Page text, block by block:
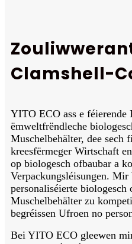
Clamshell-
YITO ECO ass e féierende
ëmweltfrëndleche
Muschelbehälter, dee sech
kreesfërmeger Wirtschaft
op biologesch ofbaubar a
Verpackungsléisungen. Mir
personaliséierte biologesch
Muschelbehälter zu
begréissen Ufroen no
Bei YITO ECO gleewen